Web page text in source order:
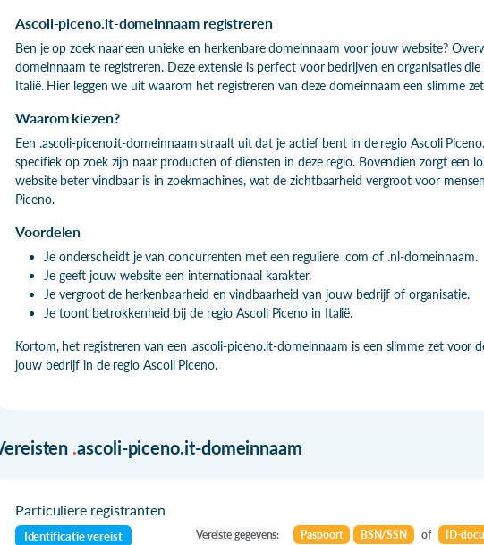
Ascoli-piceno.it-domeinnaam registreren
Ben je op zoek naar een unieke en herkenbare domeinnaam voor jouw website?
domeinnaam te registreren. Deze extensie is perfect voor bedrijven en organisaties
Italië. Hier leggen we uit waarom het registreren van deze domeinnaam een slimme
Waarom kiezen?
Een .ascoli-piceno.it-domeinnaam straalt uit dat je actief bent in de regio Ascoli
specifiek op zoek zijn naar producten of diensten in deze regio. Bovendien zorgt een
website beter vindbaar is in zoekmachines, wat de zichtbaarheid vergroot voor
Piceno.
Voordelen
Je onderscheidt je van concurrenten met een reguliere .com of .nl-domeinnaam.
Je geeft jouw website een internationaal karakter.
Je vergroot de herkenbaarheid en vindbaarheid van jouw bedrijf of organisatie.
Je toont betrokkenheid bij de regio Ascoli Piceno in Italië.
Kortom, het registreren van een .ascoli-piceno.it-domeinnaam is een slimme zet voor
jouw bedrijf in de regio Ascoli Piceno.
.ascoli-piceno.it-domeinnaam
Particuliere registranten
Identificatie vereist
Vereiste gegevens: Paspoort BSN/SSN of ID-